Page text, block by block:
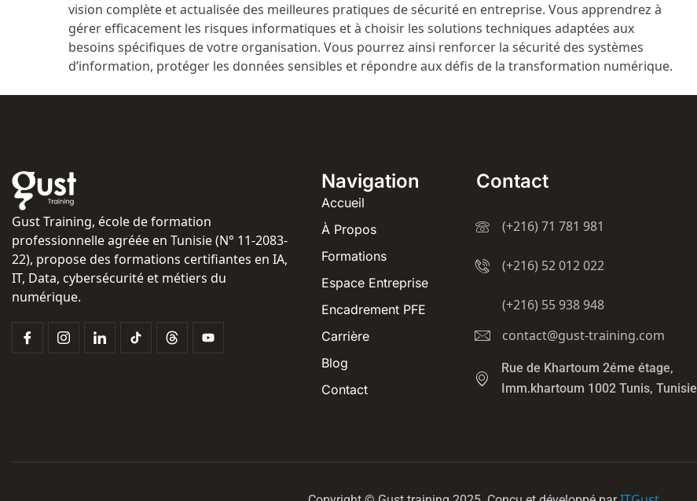
vision complète et actualisée des meilleures pratiques de sécurité en entreprise. Vous apprendrez à
gérer efficacement les risques informatiques et à choisir les solutions techniques adaptées aux
besoins spécifiques de votre organisation. Vous pourrez ainsi renforcer la sécurité des systèmes
d’information, protéger les données sensibles et répondre aux défis de la transformation numérique.
Gust Training, école de formation
professionnelle agréée en Tunisie (N° 11-2083-
22), propose des formations certifiantes en IA,
IT, Data, cybersécurité et métiers du
numérique.
Navigation
Accueil
À Propos
Formations
Espace Entreprise
Encadrement PFE
Carrière
Blog
Contact
Contact
(+216) 71 781 981
(+216) 52 012 022
(+216) 55 938 948
contact@gust-training.com
Rue de Khartoum 2éme étage,
Imm.khartoum 1002 Tunis, Tunisie